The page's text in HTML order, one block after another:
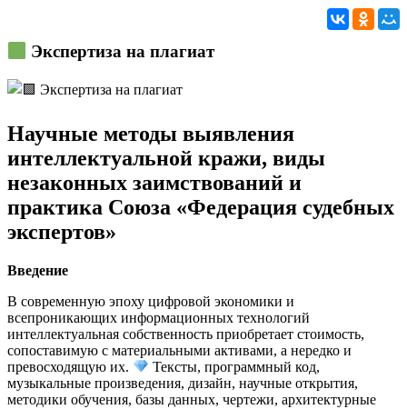
Экспертиза на плагиат
Научные методы выявления
интеллектуальной кражи, виды
незаконных заимствований и
практика Союза «Федерация судебных
экспертов»
Введение
В современную эпоху цифровой экономики и
всепроникающих информационных технологий
интеллектуальная собственность приобретает стоимость,
сопоставимую с материальными активами, а нередко и
превосходящую их.
Тексты, программный код,
музыкальные произведения, дизайн, научные открытия,
методики обучения, базы данных, чертежи, архитектурные